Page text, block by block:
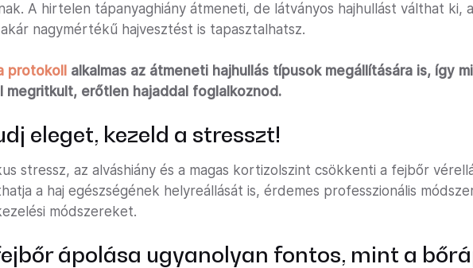
A hirtelen tápanyaghiány átmeneti, de látványos hajhullást válthat ki,
akár nagymértékű hajvesztést is tapasztalhatsz.
protokoll alkalmas az átmeneti hajhullás típusok megállítására is, így
megritkult, erőtlen hajaddal foglalkoznod.
eleget, kezeld a stresszt!
stressz, az alváshiány és a magas kortizolszint csökkenti a fejbőr
a haj egészségének helyreállását is, érdemes professzionális
módszereket.
ápolása ugyanolyan fontos, mint a